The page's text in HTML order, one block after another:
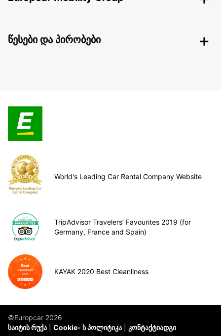
წესები და პირობები
World's Leading Car Rental Company Website
TripAdvisor Travelers’ Favourites 2019 (for
Germany, France and Spain)
KAYAK 2020 Best Cleanliness
©Europcar 2026
საიტის რუქა
Cookie- ს პოლიტიკა კონტაქტიადგი